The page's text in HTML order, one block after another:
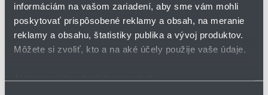
informáciám na vašom zariadení, aby sme vám mohli
poskytovať prispôsobené reklamy a obsah, na meranie
reklamy a obsahu, štatistiky publika a vývoj produktov.
Môžete si zvoliť, kto a na aké účely použije vaše údaje.
Max. ø vnútornej náplne:21 mm